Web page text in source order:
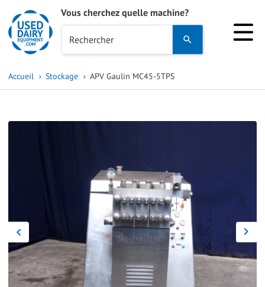
Vous cherchez quelle machine?
Rechercher
and
result.
Press
enter
to
to
the
Accueil Stockage APV Gaulin MC45-5TPS